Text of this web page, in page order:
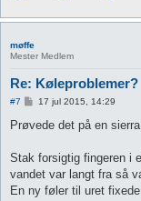
møffe
Mester Medlem
Re: Køleproblemer?
#7
d
g
17 jul 2015, 14:29
Prøvede det på en sierra
Stak forsigtig fingeren i
vandet var langt fra så
En ny føler til uret fixede